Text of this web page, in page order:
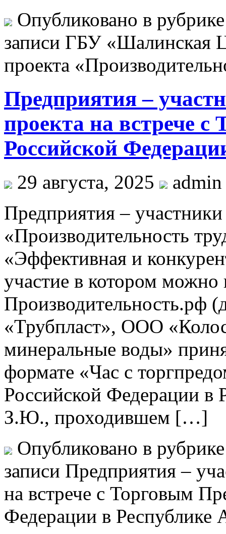
Опубликовано в
записи ГБУ «Шалинская
проекта
Предприятия –
проекта на встрече
Российской
29 августа, 2025
admin
Предприятия –
«Производительность
«Эффективная и
участие в котором можно
Производительность.рф
«Трубпласт», ООО
минеральные воды»
формате «Час с
Российской Федерации в
З.Ю., проходившем […]
Опубликовано в
записи Предприятия –
на встрече с Торговым
Федерации в Республике